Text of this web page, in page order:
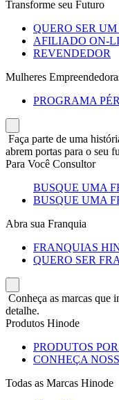
Transforme seu Futuro
QUERO SER
AFILIADO ON-
REVENDEDOR
Mulheres
PROGRAMA
Faça parte de uma
abrem portas para o seu
Para Você Consultor
BUSQUE UMA
BUSQUE UMA
Abra sua Franquia
FRANQUIAS
QUERO SER
Conheça as marcas que
detalhe.
Produtos Hinode
PRODUTOS
CONHEÇA
Todas as Marcas Hinode